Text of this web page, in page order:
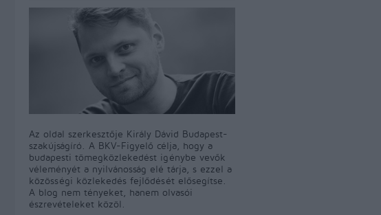
Az oldal szerkesztője Király Dávid Budapest-
szakújságíró. A BKV-Figyelő célja, hogy a
budapesti tömegközlekedést igénybe vevők
véleményét a nyilvánosság elé tárja, s ezzel a
közösségi közlekedés fejlődését elősegítse.
A blog nem tényeket, hanem olvasói
észrevételeket közöl.